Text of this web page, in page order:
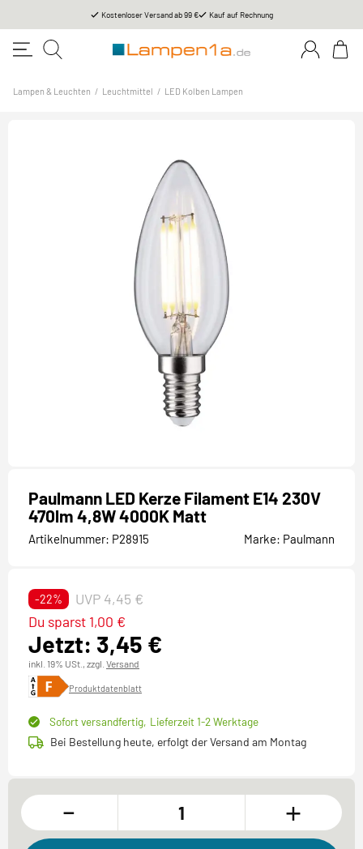
Kostenloser Versand ab 99 € Kauf auf Rechnung
Lampen & Leuchten / Leuchtmittel / LED Kolben Lampen
Paulmann LED Kerze Filament E14 230V
470lm 4,8W 4000K Matt
Artikelnummer: P28915 Marke: Paulmann
-22% UVP 4,45 €
Jetzt: 3,45 €
Du sparst 1,00 €
inkl. 19% USt., zzgl. Versand
Produktdatenblatt
Sofort versandfertig, Lieferzeit 1-2 Werktage
Bei Bestellung heute, erfolgt der Versand am Montag
- +